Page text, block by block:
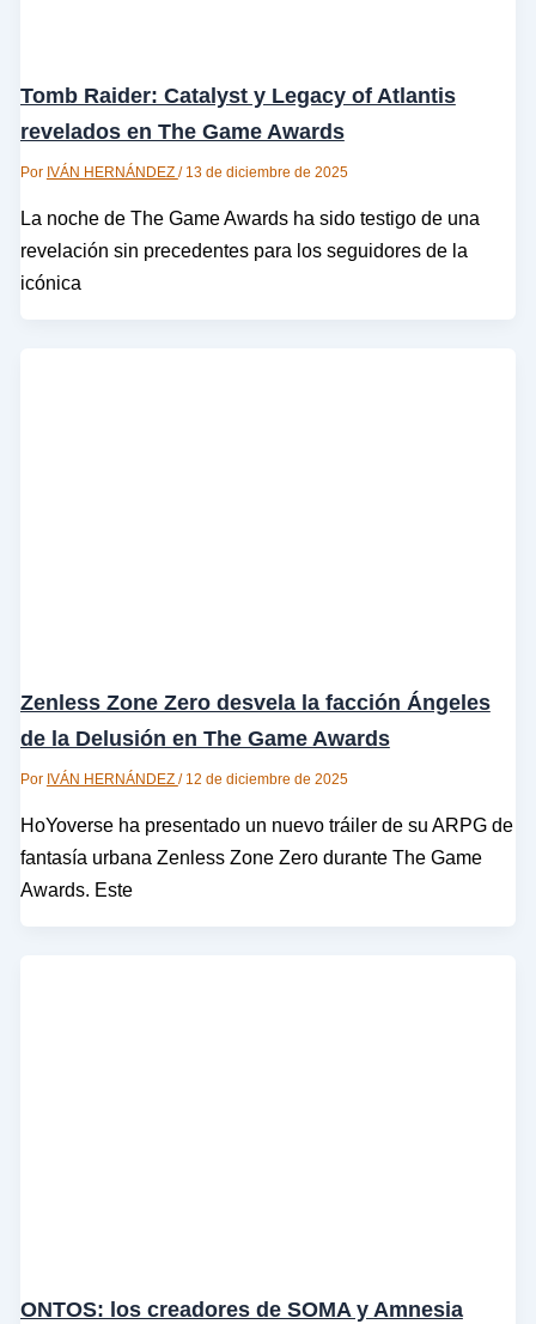
Tomb Raider: Catalyst y Legacy of Atlantis
revelados en The Game Awards
Por IVÁN HERNÁNDEZ / 13 de diciembre de 2025
La noche de The Game Awards ha sido testigo de una
revelación sin precedentes para los seguidores de la
icónica
Zenless Zone Zero desvela la facción Ángeles
de la Delusión en The Game Awards
Por IVÁN HERNÁNDEZ / 12 de diciembre de 2025
HoYoverse ha presentado un nuevo tráiler de su ARPG de
fantasía urbana Zenless Zone Zero durante The Game
Awards. Este
ONTOS: los creadores de SOMA y Amnesia